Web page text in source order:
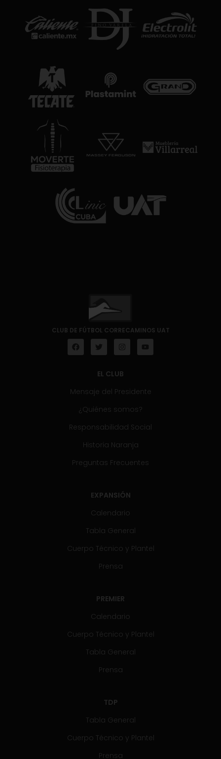
CLUB DE FÚTBOL CORRECAMINOS UAT
EL CLUB
Mensaje del Presidente
¿Quiénes somos?
Responsabilidad Social
Historia Naranja
Preguntas Frecuentes
EXPANSIÓN
Calendario
Tabla General
Cuerpo Técnico y Plantel
Prensa
PREMIER
Calendario
Cuerpo Técnico y Plantel
Tabla General
Prensa
TDP
Tabla General
Cuerpo Técnico y Plantel
Prensa